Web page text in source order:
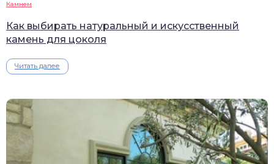
Камнем
Как выбирать натуральный и искусственный
камень для цоколя
Читать далее